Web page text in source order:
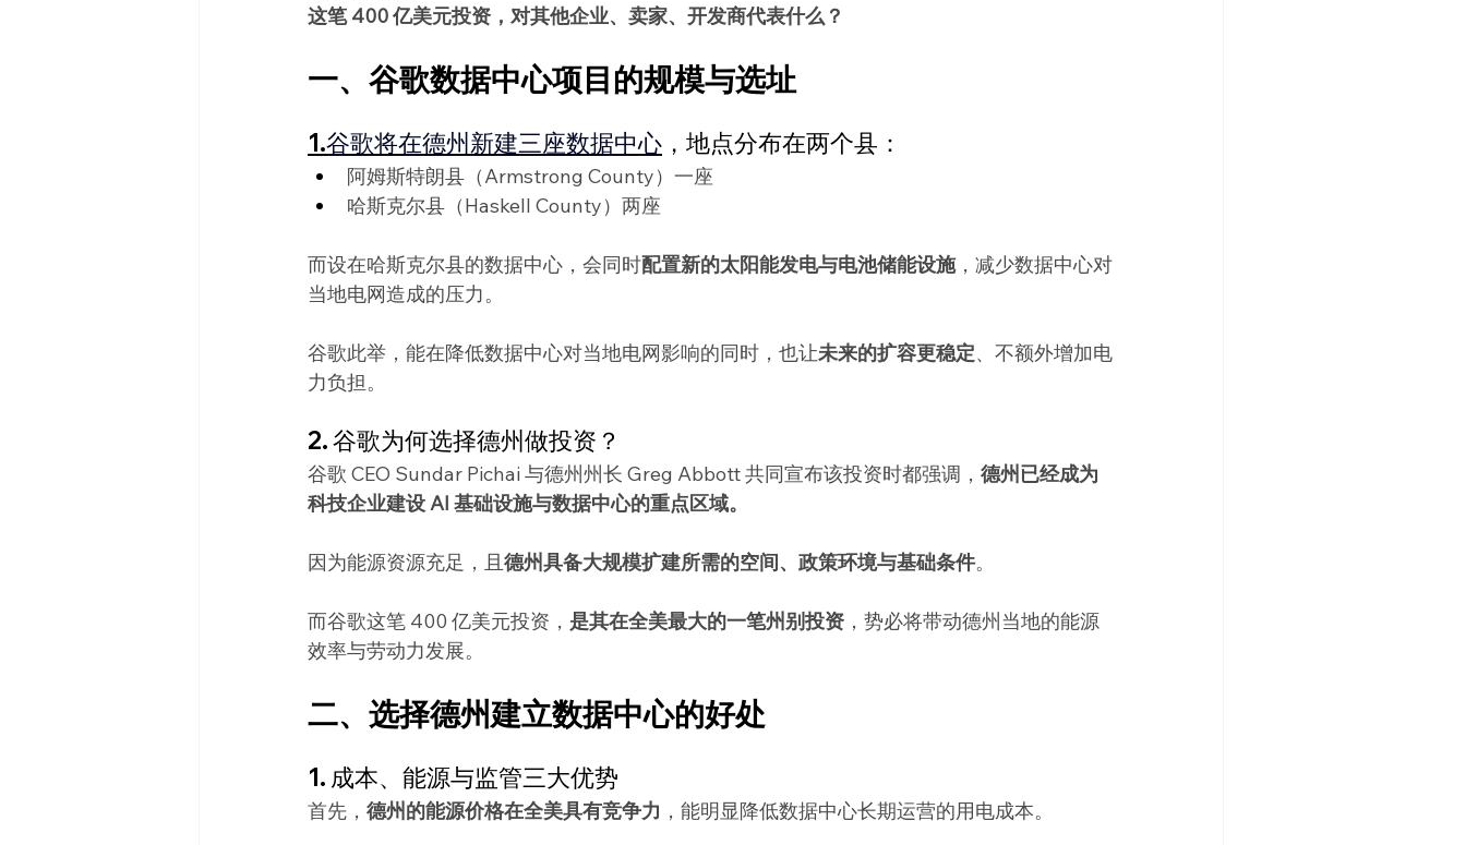
这笔 400 亿美元投资，对其他企业、卖家、开发商代表什么？
一、谷歌数据中心项目的规模与选址
1.谷歌将在德州新建三座数据中心 ，地点分布在两个县：
阿姆斯特朗县（Armstrong County）一座
哈斯克尔县（Haskell County）两座
而设在哈斯克尔县的数据中心，会同时配置新的太阳能发电与电池储能设施，减少数据中心对
当地电网造成的压力。
谷歌此举，能在降低数据中心对当地电网影响的同时，也让未来的扩容更稳定、不额外增加电
力负担。
2. 谷歌为何选择德州做投资？
谷歌 CEO Sundar Pichai 与德州州长 Greg Abbott 共同宣布该投资时都强调， 德州已经成为
科技企业建设 AI 基础设施与数据中心的重点区域。
因为能源资源充足，且德州具备大规模扩建所需的空间、政策环境与基础条件。
而谷歌这笔 400 亿美元投资， 是其在全美最大的一笔州别投资 ，势必将带动德州当地的能源
效率与劳动力发展。
二、选择德州建立数据中心的好处
1. 成本、能源与监管三大优势
首先， 德州的能源价格在全美具有竞争力 ，能明显降低数据中心长期运营的用电成本。